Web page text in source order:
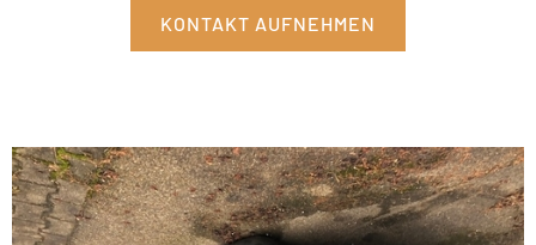
KONTAKT AUFNEHMEN